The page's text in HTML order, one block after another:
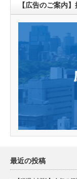
【広告のご案内
最近の投稿